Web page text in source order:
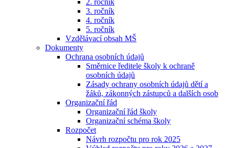
2. ročník
3. ročník
4. ročník
5. ročník
Vzdělávací obsah MŠ
Dokumenty
Ochrana osobních údajů
Směrnice ředitele školy k ochraně
osobních údajů
Zásady ochrany osobních údajů dětí a
žáků, zákonných zástupců a dalších osob
Organizační řád
Organizační řád školy
Organizační schéma školy
Rozpočet
Návrh rozpočtu pro rok 2025